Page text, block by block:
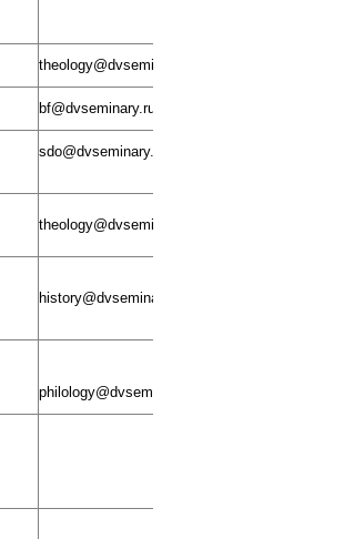
theology@dvseminary.ru
bf@dvseminary.ru
sdo@dvseminary.ru
theology@dvseminary.ru
history@dvseminary.ru
philology@dvseminary.ru